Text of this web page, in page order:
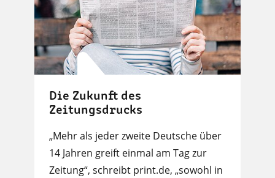
Die Zukunft des
Zeitungsdrucks
„Mehr als jeder zweite Deutsche über
14 Jahren greift einmal am Tag zur
Zeitung“, schreibt print.de, „sowohl in